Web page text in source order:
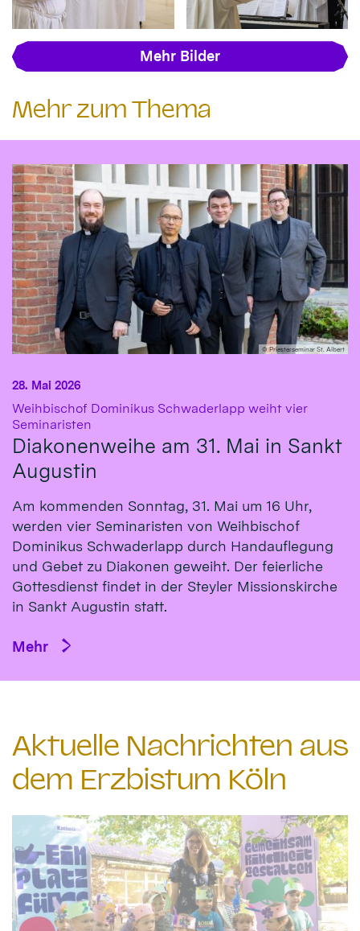
Mehr Bilder
Mehr zum Thema
© Priesterseminar St. Albert
Weihbischof Dominikus Schwaderlapp weiht vier
Seminaristen
Diakonenweihe am 31. Mai in Sankt
Augustin
28. Mai 2026
Am kommenden Sonntag, 31. Mai um 16 Uhr,
werden vier Seminaristen von Weihbischof
Dominikus Schwaderlapp durch Handauflegung
und Gebet zu Diakonen geweiht. Der feierliche
Gottesdienst findet in der Steyler Missionskirche
in Sankt Augustin statt.
Mehr
Aktuelle Nachrichten aus
dem Erzbistum Köln